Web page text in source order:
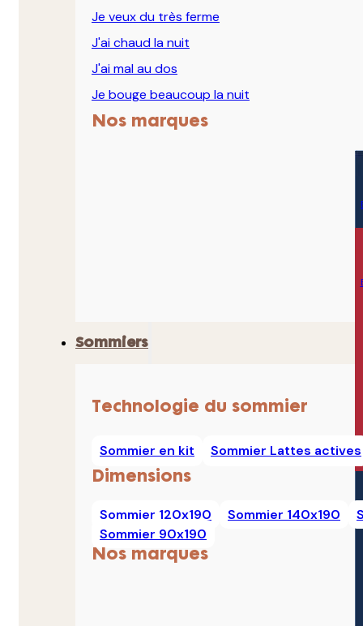
Je veux du très ferme
J'ai chaud la nuit
J'ai mal au dos
Je bouge beaucoup la nuit
Nos marques
Sommiers
Technologie du sommier
Sommier en kit Sommier Lattes actives
Dimensions
Sommier 120x190 Sommier 140x190
Sommier 90x190
Nos marques